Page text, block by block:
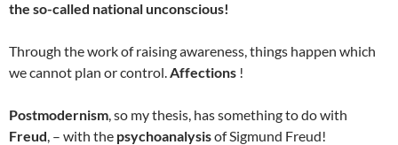
the so-called national unconscious!
Through the work of raising awareness, things happen which
we cannot plan or control.Affections !
Postmodernism, so my thesis, has something to do with
Freud, – with the psychoanalysisof Sigmund Freud!